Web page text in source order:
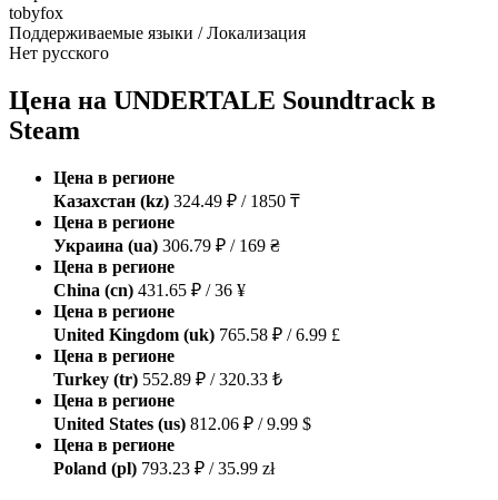
tobyfox
Поддерживаемые языки / Локализация
Нет русского
Цена на UNDERTALE Soundtrack в
Steam
Цена в регионе
Казахстан (kz) 324.49 ₽ / 1850 ₸
Цена в регионе
Украина (ua) 306.79 ₽ / 169 ₴
Цена в регионе
China (cn) 431.65 ₽ / 36 ¥
Цена в регионе
United Kingdom (uk) 765.58 ₽ / 6.99 £
Цена в регионе
Turkey (tr) 552.89 ₽ / 320.33 ₺
Цена в регионе
United States (us) 812.06 ₽ / 9.99 $
Цена в регионе
Poland (pl) 793.23 ₽ / 35.99 zł